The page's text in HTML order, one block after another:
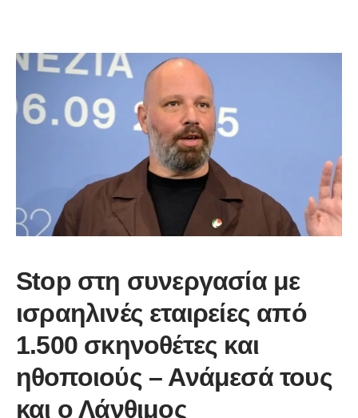
Stop στη συνεργασία με
ισραηλινές εταιρείες από
1.500 σκηνοθέτες και
ηθοποιούς – Ανάμεσά τους
και ο Λάνθιμος